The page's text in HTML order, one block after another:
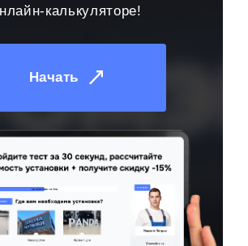
калькуляторе!
Начать